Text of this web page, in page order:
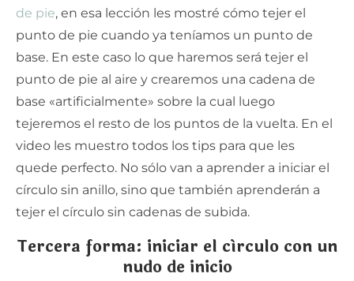
de pie, en esa lección les mostré cómo tejer el
punto de pie cuando ya teníamos un punto de
base. En este caso lo que haremos será tejer el
punto de pie al aire y crearemos una cadena de
base «artificialmente» sobre la cual luego
tejeremos el resto de los puntos de la vuelta. En el
video les muestro todos los tips para que les
quede perfecto. No sólo van a aprender a iniciar el
círculo sin anillo, sino que también aprenderán a
tejer el círculo sin cadenas de subida.
Tercera forma: iniciar el círculo con un
nudo de inicio